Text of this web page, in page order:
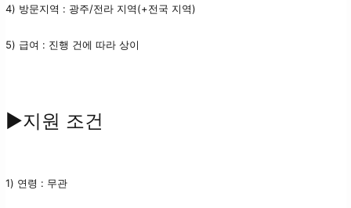
4) 방문지역 : 광주/전라 지역(+전국 지역)
5) 급여 : 진행 건에 따라 상이
▶지원 조건
1) 연령 : 무관